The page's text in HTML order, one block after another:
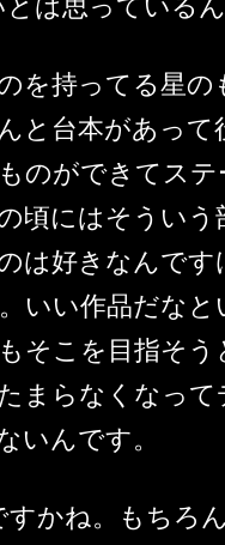
は思っている
を持ってる星
と台本があっ
のができてス
頃にはそうい
は好きなんで
いい作品だな
そこを目指そ
まらなくなっ
いんです。
かね。もちろ